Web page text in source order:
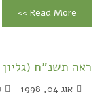
Read More >>
ראה תשנ"ח (גליון
אוג 04, 1998